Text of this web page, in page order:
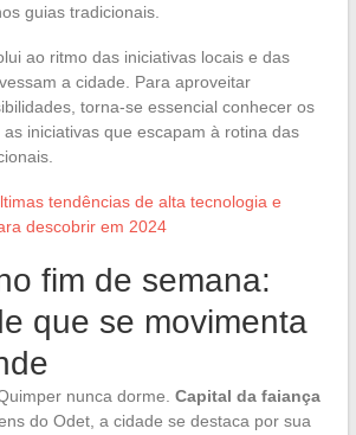
guias tradicionais.
ao ritmo das iniciativas locais e das
a cidade. Para aproveitar
torna-se essencial conhecer os
iniciativas que escapam à rotina das
tendências de alta tecnologia e
descobrir em 2024
fim de semana:
que se movimenta
nunca dorme. Capital da faiança
do Odet, a cidade se destaca por sua